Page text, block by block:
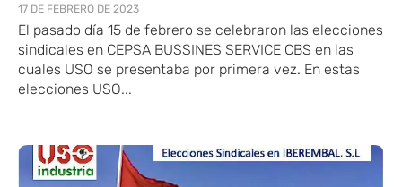
17 DE FEBRERO DE 2023
El pasado día 15 de febrero se celebraron las elecciones
sindicales en CEPSA BUSSINES SERVICE CBS en las
cuales USO se presentaba por primera vez. En estas
elecciones USO...